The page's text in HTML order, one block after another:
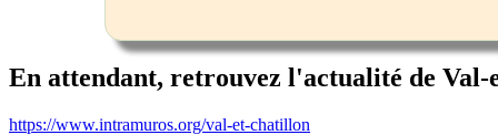
En attendant, retrouvez l'actualité de
https://www.intramuros.org/val-et-chatillon